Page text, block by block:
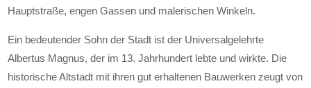
Hauptstraße, engen Gassen und malerischen Winkeln.
Ein bedeutender Sohn der Stadt ist der Universalgelehrte
Albertus Magnus, der im 13. Jahrhundert lebte und wirkte. Die
historische Altstadt mit ihren gut erhaltenen Bauwerken zeugt von